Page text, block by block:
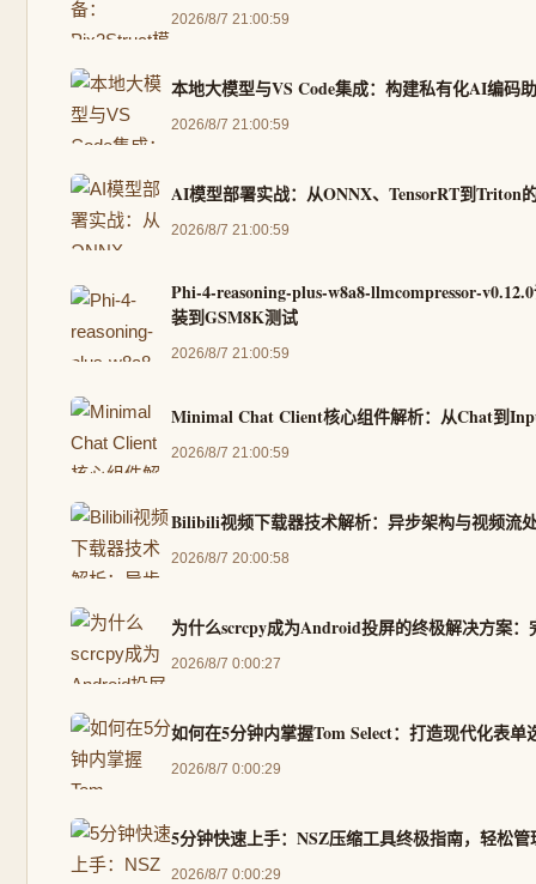
2026/8/7 21:00:59
本地大模型与VS Code集成：构建私有化AI编码
2026/8/7 21:00:59
AI模型部署实战：从ONNX、TensorRT到Triton
2026/8/7 21:00:59
Phi-4-reasoning-plus-w8a8-llmcompressor-
装到GSM8K测试
2026/8/7 21:00:59
Minimal Chat Client核心组件解析：从Chat到
2026/8/7 21:00:59
Bilibili视频下载器技术解析：异步架构与视频流
2026/8/7 20:00:58
为什么scrcpy成为Android投屏的终极解决方案：
2026/8/7 0:00:27
如何在5分钟内掌握Tom Select：打造现代化表单
2026/8/7 0:00:29
5分钟快速上手：NSZ压缩工具终极指南，轻松
2026/8/7 0:00:29